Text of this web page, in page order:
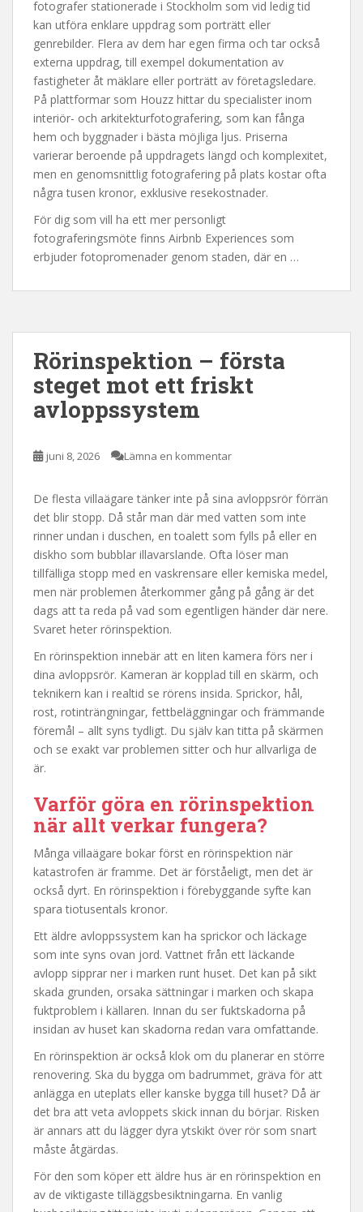
fotografer stationerade i Stockholm som vid ledig tid
kan utföra enklare uppdrag som porträtt eller
genrebilder. Flera av dem har egen firma och tar också
externa uppdrag, till exempel dokumentation av
fastigheter åt mäklare eller porträtt av företagsledare.
På plattformar som Houzz hittar du specialister inom
interiör- och arkitekturfotografering, som kan fånga
hem och byggnader i bästa möjliga ljus. Priserna
varierar beroende på uppdragets längd och komplexitet,
men en genomsnittlig fotografering på plats kostar ofta
några tusen kronor, exklusive resekostnader.
För dig som vill ha ett mer personligt
fotograferingsmöte finns Airbnb Experiences som
erbjuder fotopromenader genom staden, där en …
Rörinspektion – första
steget mot ett friskt
avloppssystem
juni 8, 2026 Lämna en kommentar
De flesta villaägare tänker inte på sina avloppsrör förrän
det blir stopp. Då står man där med vatten som inte
rinner undan i duschen, en toalett som fylls på eller en
diskho som bubblar illavarslande. Ofta löser man
tillfälliga stopp med en vaskrensare eller kemiska medel,
men när problemen återkommer gång på gång är det
dags att ta reda på vad som egentligen händer där nere.
Svaret heter rörinspektion.
En rörinspektion innebär att en liten kamera förs ner i
dina avloppsrör. Kameran är kopplad till en skärm, och
teknikern kan i realtid se rörens insida. Sprickor, hål,
rost, rotinträngningar, fettbeläggningar och främmande
föremål – allt syns tydligt. Du själv kan titta på skärmen
och se exakt var problemen sitter och hur allvarliga de
är.
Varför göra en rörinspektion
när allt verkar fungera?
Många villaägare bokar först en rörinspektion när
katastrofen är framme. Det är förståeligt, men det är
också dyrt. En rörinspektion i förebyggande syfte kan
spara tiotusentals kronor.
Ett äldre avloppssystem kan ha sprickor och läckage
som inte syns ovan jord. Vattnet från ett läckande
avlopp sipprar ner i marken runt huset. Det kan på sikt
skada grunden, orsaka sättningar i marken och skapa
fuktproblem i källaren. Innan du ser fuktskadorna på
insidan av huset kan skadorna redan vara omfattande.
En rörinspektion är också klok om du planerar en större
renovering. Ska du bygga om badrummet, gräva för att
anlägga en uteplats eller kanske bygga till huset? Då är
det bra att veta avloppets skick innan du börjar. Risken
är annars att du lägger dyra ytskikt över rör som snart
måste åtgärdas.
För den som köper ett äldre hus är en rörinspektion en
av de viktigaste tilläggsbesiktningarna. En vanlig